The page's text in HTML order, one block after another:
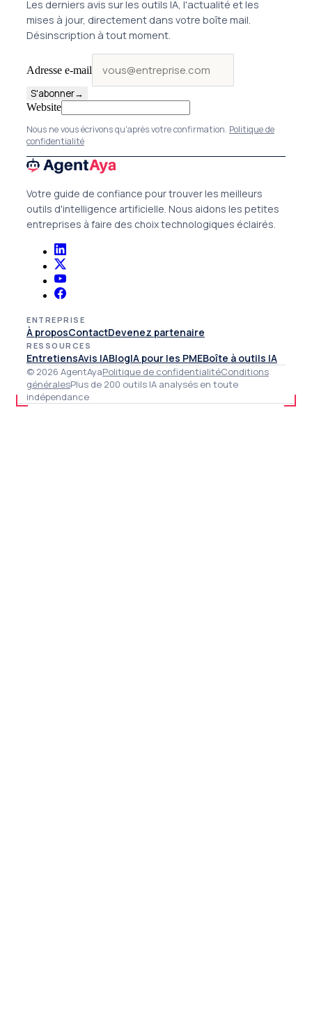
Les derniers avis sur les outils IA, l'actualité et les
mises à jour, directement dans votre boîte mail.
Désinscription à tout moment.
Adresse e-mail
S'abonner→
Website
Nous ne vous écrivons qu'après votre confirmation. Politique de
confidentialité
Votre guide de confiance pour trouver les meilleurs
outils d'intelligence artificielle. Nous aidons les petites
entreprises à faire des choix technologiques éclairés.
ENTREPRISE
À proposContactDevenez partenaire
RESSOURCES
EntretiensAvis IABlogIA pour les PMEBoîte à outils IA
© 2026 AgentAyaPolitique de confidentialitéConditions
généralesPlus de 200 outils IA analysés en toute
indépendance